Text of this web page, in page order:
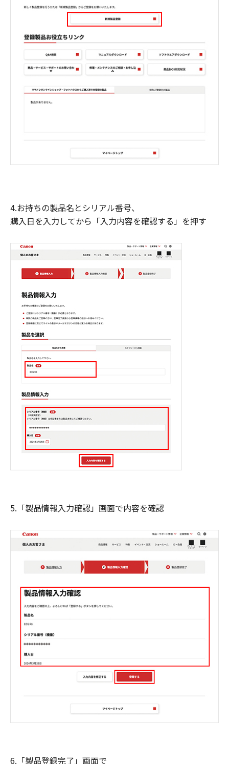
4.お持ちの製品名とシリアル番号、
購入日を入力してから「入力内容を確認する」を押す
5.「製品情報入力確認」画面で内容を確認
6.「製品登録完了」画面で